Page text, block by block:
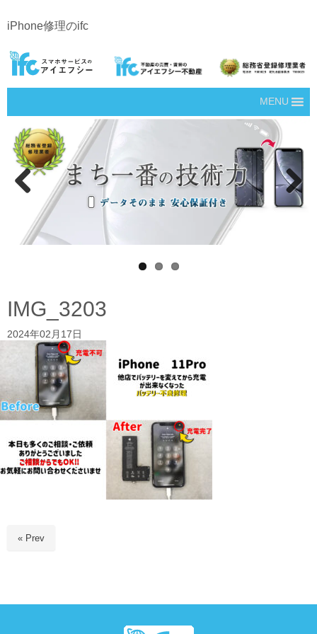
iPhone修理のifc
MENU
Next
IMG_3203
2024年02月17日
« Prev